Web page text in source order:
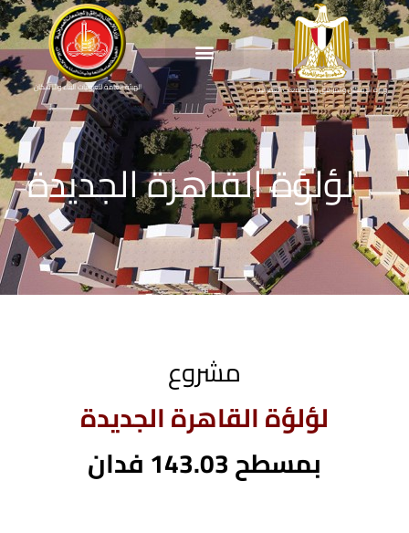
وزارة الإسكان والمرافق والمجتمعات العمرانية الهيئة العامة لتعاونيات البناء والاسكان
لؤلؤة القاهرة الجديدة
مشروع
لؤلؤة القاهرة الجديدة
بمسطح 143.03 فدان